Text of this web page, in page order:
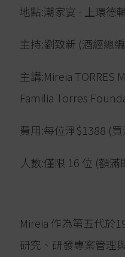
地點:潮家宴 - 上環德
主持:劉致新 (酒經總
主講:Mireia TORRES
Familia Torres
費用:每位淨$1388 (
人數:僅限 16 位 (額
Mireia 作為第五代於
研究、研發專案管理